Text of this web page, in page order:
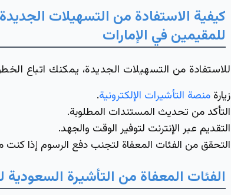
كيفية الاستفادة من التسهيلات
للمقيمين في الإمارات
للاستفادة من التسهيلات الجديدة، يمكنك اتباع
زيارة منصة التأشيرات الإلكترونية.
التأكد من تحديث المستندات المطلوبة.
التقديم عبر الإنترنت لتوفير الوقت والجهد.
التحقق من الفئات المعفاة لتجنب دفع الرسوم إذا كنت
الفئات المعفاة من التأشيرة السعودية